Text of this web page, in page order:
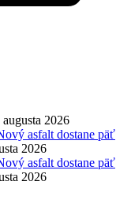
augusta 2026
asfalt dostane päť
2026
asfalt dostane päť
2026